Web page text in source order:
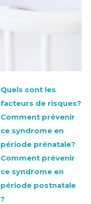
Quels sont les
facteurs de risques?
Comment prévenir
ce syndrome en
période prénatale?
Comment prévenir
ce syndrome en
période postnatale
?